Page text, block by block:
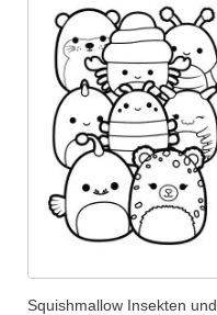
Squishmallow Insekten und